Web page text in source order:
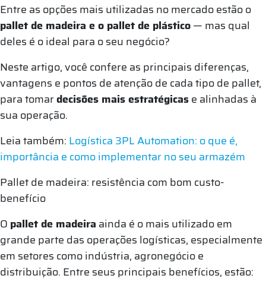
Entre as opções mais utilizadas no mercado estão o
pallet de madeira e o pallet de plástico— mas qual
deles é o ideal para o seu negócio?
Neste artigo, você confere as principais diferenças,
vantagens e pontos de atenção de cada tipo de pallet,
para tomardecisões mais estratégicase alinhadas à
sua operação.
Leia também: Logística 3PL Automation: o que é,
importância e como implementar no seu armazém
Pallet de madeira: resistência com bom custo-
benefício
O pallet de madeira ainda é o mais utilizado em
grande parte das operações logísticas, especialmente
em setores como indústria, agronegócio e
distribuição. Entre seus principais benefícios, estão: